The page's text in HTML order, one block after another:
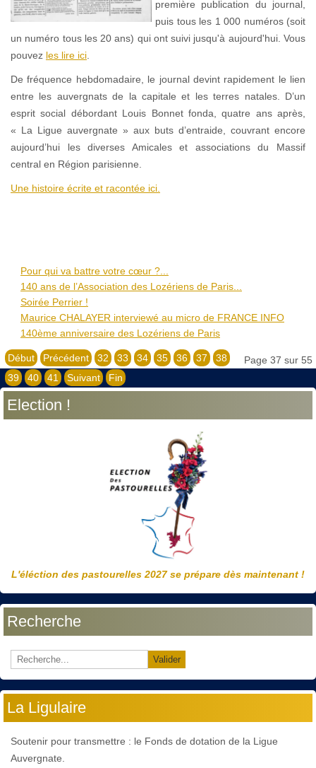
première publication du journal,
puis tous les 1 000 numéros (soit
un numéro tous les 20 ans) qui ont suivi jusqu'à aujourd'hui. Vous
pouvez les lire ici
De fréquence hebdomadaire, le journal devint rapidement le lien
entre les auvergnats de la capitale et les terres natales. D’un
esprit social débordant Louis Bonnet fonda, quatre ans après,
« La Ligue auvergnate » aux buts d’entraide, couvrant encore
aujourd’hui les diverses Amicales et associations du Massif
central en Région parisienne.
Une histoire écrite et racontée ici.
Pour qui va battre votre cœur ?...
140 ans de l’Association des Lozériens de Paris...
Soirée Perrier !
Maurice CHALAYER interviewé au micro de FRANCE ​INFO
140ème anniversaire des Lozériens de Paris
Page 37 sur 55
Début Précédent 32 33 34 35 36 37
38
39
40 41 Suivant Fin
Election !
L'éléction des pastourelles 2027 se prépare dès maintenant !
Recherche
Valider
La Ligulaire
Soutenir pour transmettre : le Fonds de dotation de la Ligue
Auvergnate.